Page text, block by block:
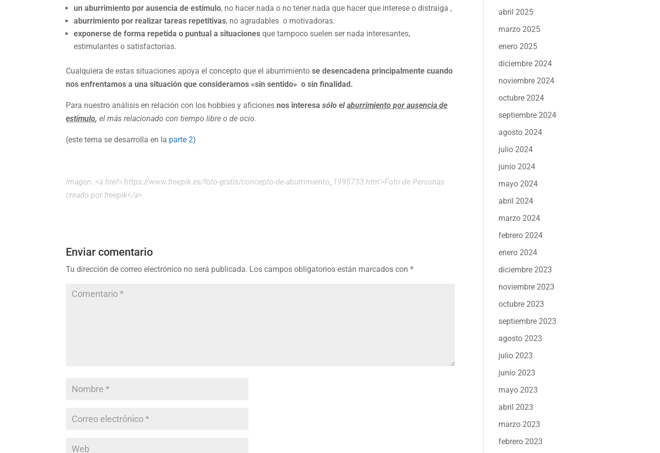
un aburrimiento por ausencia de estímulo, no hacer nada o no tener nada que hacer que interese o distraiga ,
aburrimiento por realizar tareas repetitivas, no agradables o motivadoras.
exponerse de forma repetida o puntual a situaciones que tampoco suelen ser nada interesantes,
estimulantes o satisfactorias.
Cualquiera de estas situaciones apoya el concepto que el aburrimientose desencadena principalmente cuando
nos enfrentamos a una situación que consideramos «sin sentido» o sin finalidad.
Para nuestro análisis en relación con los hobbies y aficiones nos interesasólo elaburrimiento por ausencia de
estímulo,el más relacionado con tiempo libre o de ocio.
(este tema se desarrolla en la parte 2)
Imagen: <a href=’https://www.freepik.es/foto-gratis/concepto-de-aburrimiento_1995733.htm’>Foto de Personas
creado por freepik</a>
Enviar comentario
Tu dirección de correo electrónico no será publicada. Los campos obligatorios están marcados con*
abril 2025
marzo 2025
enero 2025
diciembre 2024
noviembre 2024
octubre 2024
septiembre 2024
agosto 2024
julio 2024
junio 2024
mayo 2024
abril 2024
marzo 2024
febrero 2024
enero 2024
diciembre 2023
noviembre 2023
octubre 2023
septiembre 2023
agosto 2023
julio 2023
junio 2023
mayo 2023
abril 2023
marzo 2023
febrero 2023